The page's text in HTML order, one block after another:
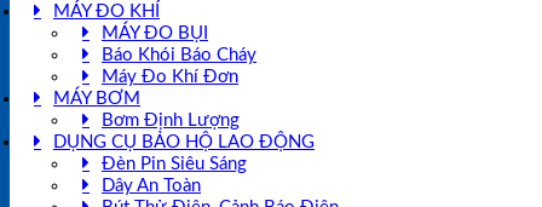
MÁY ĐO KHÍ
MÁY ĐO BỤI
Báo Khói Báo Cháy
Máy Đo Khí Đơn
MÁY BƠM
Bơm Định Lượng
DỤNG CỤ BẢO HỘ LAO ĐỘNG
Đèn Pin Siêu Sáng
Dây An Toàn